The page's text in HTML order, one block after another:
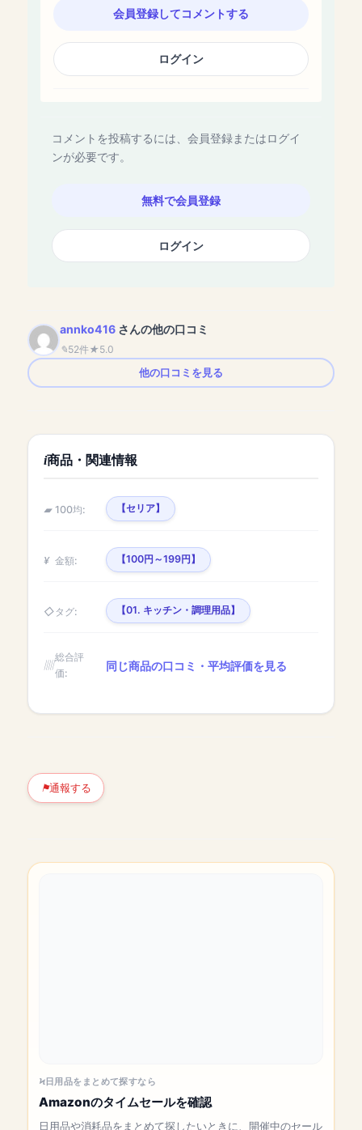
会員登録してコメントする
ログイン
コメントを投稿するには、会員登録またはログイ
ンが必要です。
無料で会員登録
ログイン
annko416さんの他の口コミ
52件
5.0
他の口コミを見る
商品・関連情報
100均: 【セリア】
金額: 【100円～199円】
タグ: 【01. キッチン・調理用品】
総合評
価:
同じ商品の口コミ・平均評価を見る
通報する
日用品をまとめて探すなら
Amazonのタイムセールを確認
日用品や消耗品をまとめて探したいときに、開催中のセール